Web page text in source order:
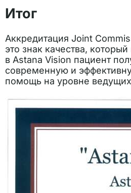
Итог
Аккредитация Joint
это знак качества,
в Astana Vision пациент
современную и
помощь на уровне